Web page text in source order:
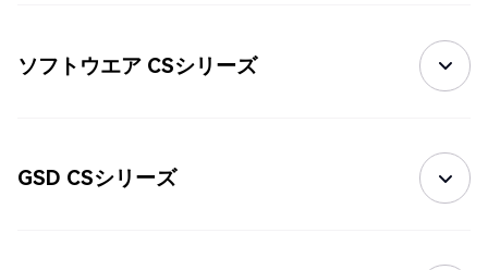
ソフトウエア CSシリーズ
GSD CSシリーズ